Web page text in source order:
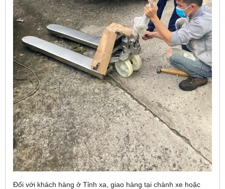
Đối với khách hàng ở Tỉnh xa, giao hàng tại chành xe hoặc